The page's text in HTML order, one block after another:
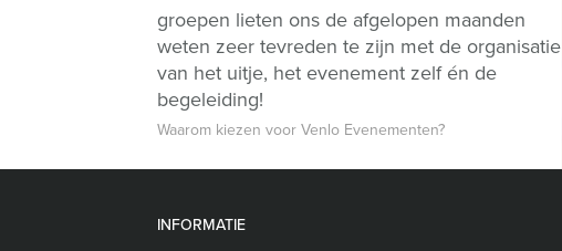
groepen lieten ons de afgelopen maanden
weten zeer tevreden te zijn met de organisatie
van het uitje, het evenement zelf én de
begeleiding!
Waarom kiezen voor Venlo Evenementen?
INFORMATIE